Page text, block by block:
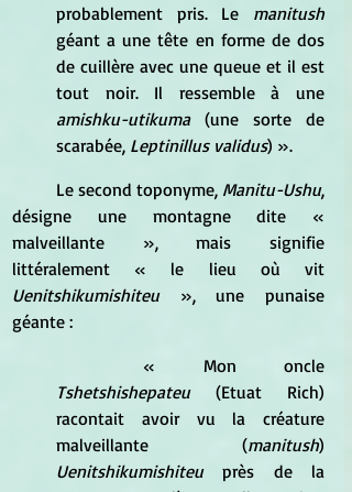
probablement pris. Le manitush
géant a une tête en forme de dos
de cuillère avec une queue et il est
amishku-utikuma (une sorte de
scarabée, Leptinillus validus) ».
Le second toponyme, Manitu-Ushu,
désigne une montagne dite «
malveillante », mais signifie
Uenitshikumishiteu », une punaise
géante :
Tshetshishepateu (Etuat Rich)
racontait avoir vu la créature
malveillante (manitush
Uenitshikumishiteu près de la